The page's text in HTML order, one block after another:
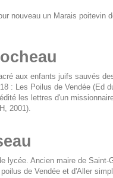
nouveau un Marais poitevin
aux enfants juifs sauvés
: Les Poilus de Vendée (Ed
les lettres d'un
2001).
lycée. Ancien maire de
de Vendée et d'Aller